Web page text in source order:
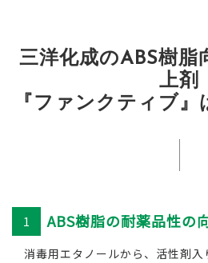
三洋化成のABS樹脂
上剤
『ファンクティブ
1 ABS樹脂の耐薬品性の
消毒用エタノールから、活性剤入